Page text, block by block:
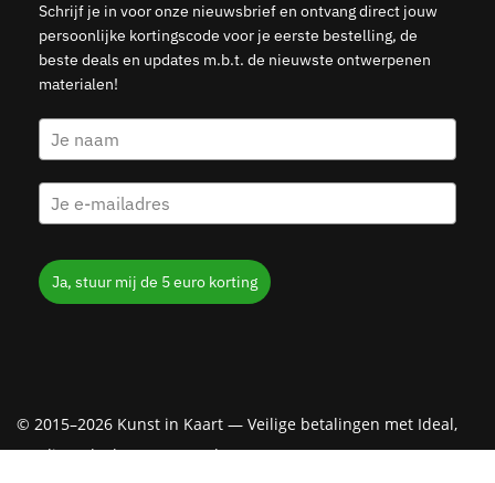
Schrijf je in voor onze nieuwsbrief en ontvang direct jouw
persoonlijke kortingscode voor je eerste bestelling, de
beste deals en updates m.b.t. de nieuwste ontwerpenen
materialen!
Ja, stuur mij de 5 euro korting
© 2015–2026 Kunst in Kaart — Veilige betalingen met Ideal,
Creditcard, Klarna & PayPal